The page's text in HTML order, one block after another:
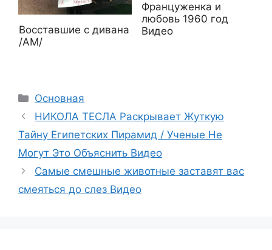
Восставшие с дивана
/АМ/
Француженка и
любовь 1960 год
Видео
Рубрики
Основная
НИКОЛА ТЕСЛА Раскрывает Жуткую
Тайну Египетских Пирамид / Ученые Не
Могут Это Объяснить Видео
Самые смешные животные заставят вас
смеяться до слез Видео